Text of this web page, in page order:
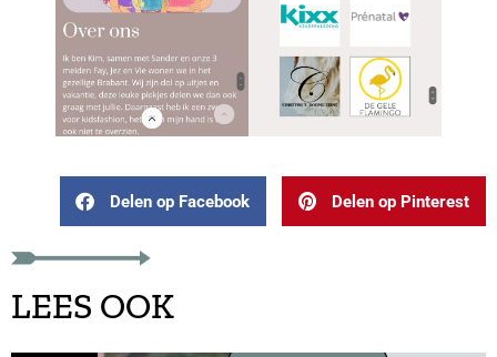
Delen op Facebook Delen op Pinterest
LEES OOK